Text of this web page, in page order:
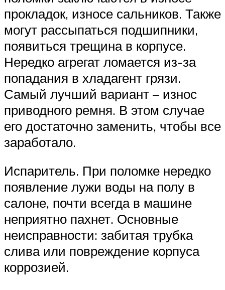
прокладок, износе сальников. Также
могут рассыпаться подшипники,
появиться трещина в корпусе.
Нередко агрегат ломается из-за
попадания в хладагент грязи.
Самый лучший вариант – износ
приводного ремня. В этом случае
его достаточно заменить, чтобы все
заработало.
Испаритель. При поломке нередко
появление лужи воды на полу в
салоне, почти всегда в машине
неприятно пахнет. Основные
неисправности: забитая трубка
слива или повреждение корпуса
коррозией.